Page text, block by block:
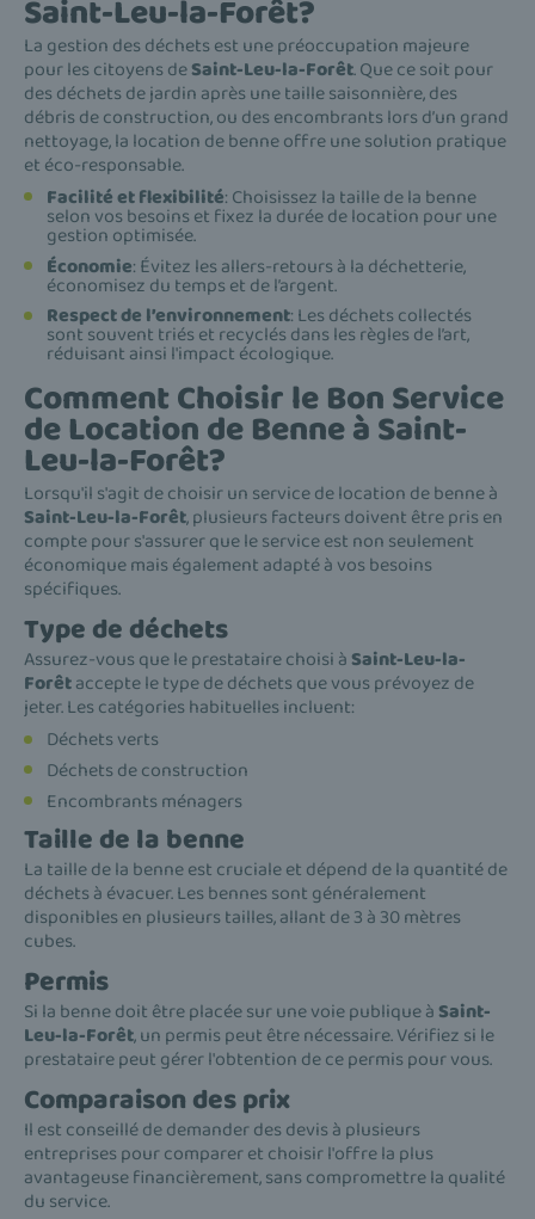
Saint-Leu-la-Forêt?
La gestion des déchets est une préoccupation majeure
pour les citoyens deSaint-Leu-la-Forêt. Que ce soit pour
des déchets de jardin après une taille saisonnière, des
débris de construction, ou des encombrants lors d’un grand
nettoyage, la location de benne offre une solution pratique
et éco-responsable.
Facilité et flexibilité: Choisissez la taille de la benne
selon vos besoins et fixez la durée de location pour une
gestion optimisée.
Économie: Évitez les allers-retours à la déchetterie,
économisez du temps et de l’argent.
Respect de l’environnement: Les déchets collectés
sont souvent triés et recyclés dans les règles de l’art,
réduisant ainsi l'impact écologique.
Comment Choisir le Bon Service
de Location de Benne à Saint-
Leu-la-Forêt?
Lorsqu'il s'agit de choisir un service de location de benne à
Saint-Leu-la-Forêt, plusieurs facteurs doivent être pris en
compte pour s'assurer que le service est non seulement
économique mais également adapté à vos besoins
spécifiques.
Type de déchets
Assurez-vous que le prestataire choisi à Saint-Leu-la-
Forêtaccepte le type de déchets que vous prévoyez de
jeter. Les catégories habituelles incluent:
Déchets verts
Déchets de construction
Encombrants ménagers
Taille de la benne
La taille de la benne est cruciale et dépend de la quantité de
déchets à évacuer. Les bennes sont généralement
disponibles en plusieurs tailles, allant de 3 à 30 mètres
cubes.
Permis
Si la benne doit être placée sur une voie publique à Saint-
Leu-la-Forêt, un permis peut être nécessaire. Vérifiez si le
prestataire peut gérer l'obtention de ce permis pour vous.
Comparaison des prix
Il est conseillé de demander des devis à plusieurs
entreprises pour comparer et choisir l'offre la plus
avantageuse financièrement, sans compromettre la qualité
du service.